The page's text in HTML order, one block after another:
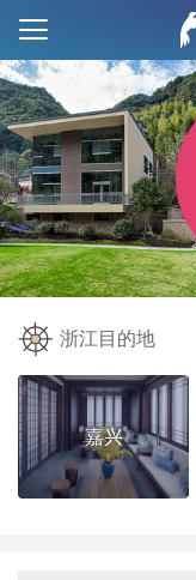
浙江目的地
嘉兴